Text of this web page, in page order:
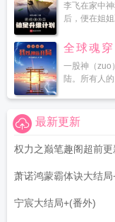
李飞在家中
后，便在姐
全球魂
一股神（zuo
陆。所有人
最新更新
权力之巅笔趣阁超前更
萧诺鸿蒙霸体诀大结局
宁宸大结局+(番外)